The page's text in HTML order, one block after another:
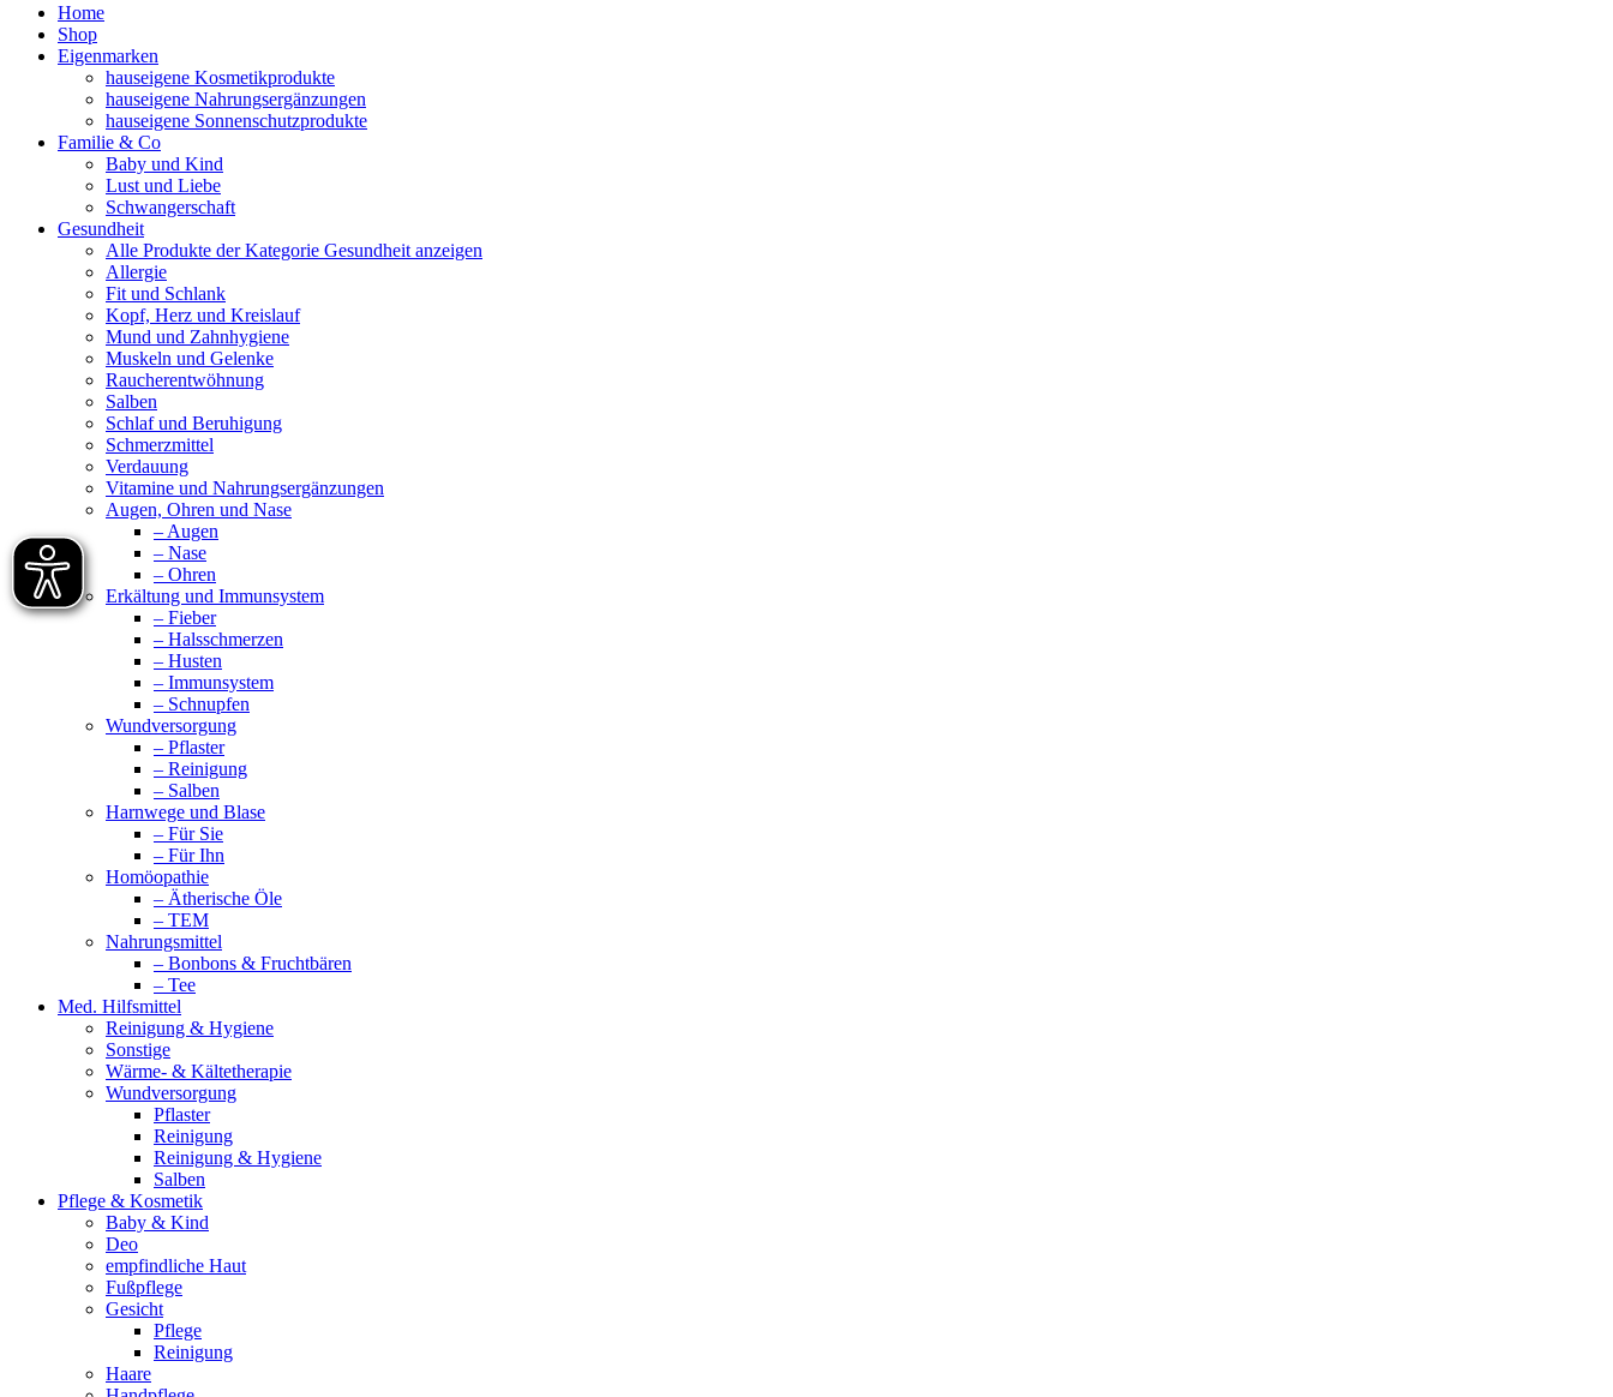
Home
Shop
Eigenmarken
hauseigene Kosmetikprodukte
hauseigene Nahrungsergänzungen
hauseigene Sonnenschutzprodukte
Familie & Co
Baby und Kind
Lust und Liebe
Schwangerschaft
Gesundheit
Alle Produkte der Kategorie Gesundheit anzeigen
Allergie
Fit und Schlank
Kopf, Herz und Kreislauf
Mund und Zahnhygiene
Muskeln und Gelenke
Raucherentwöhnung
Salben
Schlaf und Beruhigung
Schmerzmittel
Verdauung
Vitamine und Nahrungsergänzungen
Augen, Ohren und Nase
– Augen
– Nase
– Ohren
Erkältung und Immunsystem
– Fieber
– Halsschmerzen
– Husten
– Immunsystem
– Schnupfen
Wundversorgung
– Pflaster
– Reinigung
– Salben
Harnwege und Blase
– Für Sie
– Für Ihn
Homöopathie
– Ätherische Öle
– TEM
Nahrungsmittel
– Bonbons & Fruchtbären
– Tee
Med. Hilfsmittel
Reinigung & Hygiene
Sonstige
Wärme- & Kältetherapie
Wundversorgung
Pflaster
Reinigung
Reinigung & Hygiene
Salben
Pflege & Kosmetik
Baby & Kind
Deo
empfindliche Haut
Fußpflege
Gesicht
Pflege
Reinigung
Haare